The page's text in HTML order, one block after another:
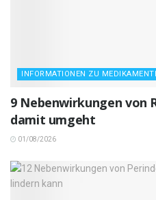
INFORMATIONEN ZU
9 Nebenwirkungen von
damit umgeht
01/08/2026